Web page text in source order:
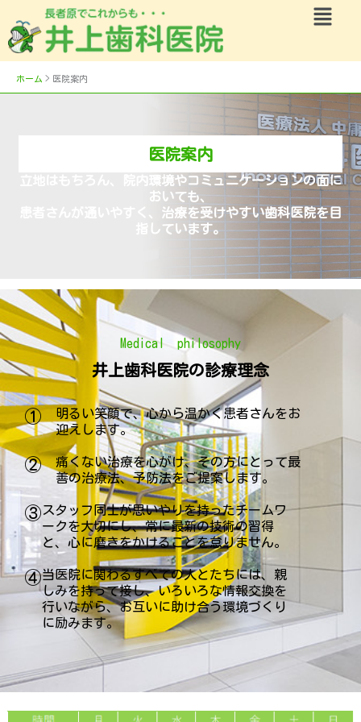
容
を
キ
メ
ニ
ー
ホーム 医院案内
医院案内
立地はもちろん、院内環境やコミュニケーションの面に
おいても、
患者さんが通いやすく、治療を受けやすい歯科医院を目
指しています。
Medical philosophy
井上歯科医院の診療理念
①
明るい笑顔で、心から温かく患者さんをお
迎えします。
②
痛くない治療を心がけ、その方にとって最
善の治療法、予防法をご提案します。
③スタッフ同士が思いやりを持ったチームワ
ークを大切にし、常に最新の技術の習得
と、心に磨きをかけることを怠りません。
④当医院に関わるすべての人とたちには、親
しみを持って接し、いろいろな情報交換を
行いながら、お互いに助け合う環境づくり
に励みます。